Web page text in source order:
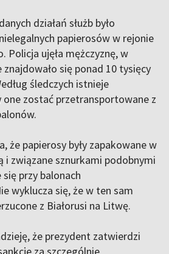
działań służb było
papierosów w rejonie
Policja ujęła mężczyznę, w
się ponad 10 tysięcy
śledczych istnieje
one zostać przetransportowane z
że papierosy były zapakowane w
związane sznurkami podobnymi
przy balonach
wyklucza się, że w ten sam
z Białorusi na Litwę.
że prezydent zatwierdzi